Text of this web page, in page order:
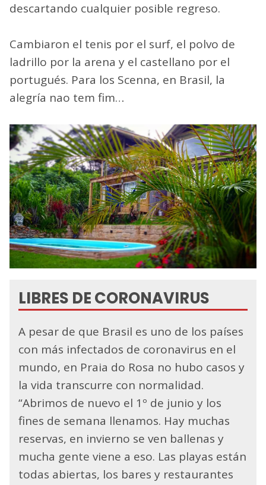
descartando cualquier posible regreso.
Cambiaron el tenis por el surf, el polvo de
ladrillo por la arena y el castellano por el
portugués. Para los Scenna, en Brasil, la
alegría nao tem fim…
LIBRES DE CORONAVIRUS
A pesar de que Brasil es uno de los países
con más infectados de coronavirus en el
mundo, en Praia do Rosa no hubo casos y
la vida transcurre con normalidad.
“Abrimos de nuevo el 1º de junio y los
fines de semana llenamos. Hay muchas
reservas, en invierno se ven ballenas y
mucha gente viene a eso. Las playas están
todas abiertas, los bares y restaurantes